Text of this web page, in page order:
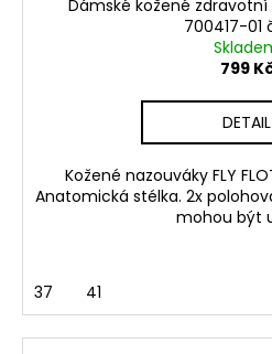
Dámské kožené zdravotní
700417-01
799
DETAIL
Kožené nazouváky FLY
Anatomická stélka. 2x
mohou být
37 41